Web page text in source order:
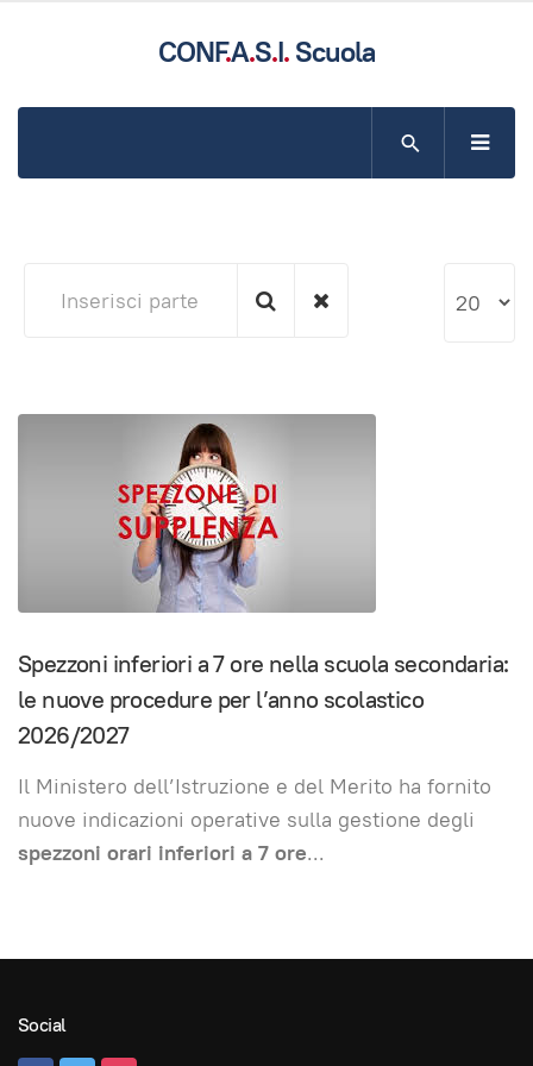
CONF.A.S.I.Scuola
parte
n.
Spezzoni inferiori a 7 ore nella scuola secondaria:
le nuove procedure per l’anno scolastico
2026/2027
Il Ministero dell’Istruzione e del Merito ha fornito
nuove indicazioni operative sulla gestione degli
spezzoni orari inferiori a 7 ore...
Social